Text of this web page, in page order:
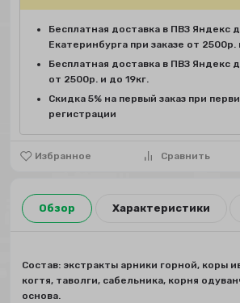
Избранное Сравнить
Бесплатная доставка в ПВЗ Яндекс
Екатеринбурга при заказе от 2500р.
Бесплатная доставка в ПВЗ Яндекс
от 2500р. и до 19кг.
Скидка 5% на первый заказ при
регистрации
Обзор Характеристики
Состав: экстракты арники горной, коры
когтя, таволги, сабельника, корня
основа.